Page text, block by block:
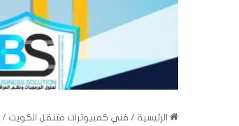
الرئيسية / فني كمبيوترات متنقل الكويت /